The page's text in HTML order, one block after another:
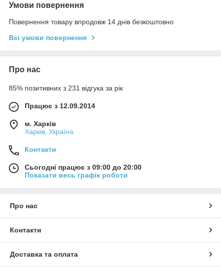
Умови повернення
Повернення товару впродовж 14 днів безкоштовно
Всі умови повернення
Про нас
85% позитивних з 231 відгука за рік
Працює з 12.09.2014
м. Харків
Харків, Україна
Контакти
Сьогодні працює з 09:00 до 20:00
Показати весь графік роботи
Про нас
Контакти
Доставка та оплата